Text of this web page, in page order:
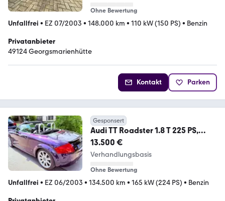
Ohne Bewertung
Unfallfrei • EZ 07/2003 • 148.000 km • 110 kW (150 PS) • Benzin
Privatanbieter
49124 Georgsmarienhütte
Kontakt Parken
Gesponsert
Audi TT Roadster 1.8 T 225 PS,
Sonderfarbe Lila, Top
13.500 €
Verhandlungsbasis
Ohne Bewertung
Unfallfrei • EZ 06/2003 • 134.500 km • 165 kW (224 PS) • Benzin